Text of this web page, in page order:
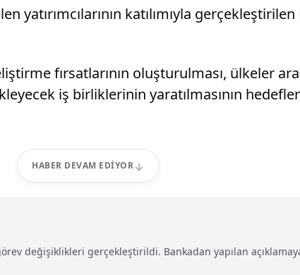
yatırımcılarının katılımıyla
fırsatlarının oluşturulması, ülkeler
iş birliklerinin yaratılmasının
HABER DEVAM EDIYOR
değişiklikleri gerçekleştirildi. Bankadan yapılan